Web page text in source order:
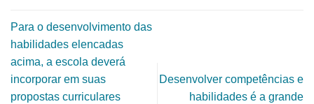
Para o desenvolvimento das
habilidades elencadas
acima, a escola deverá
incorporar em suas
propostas curriculares
Desenvolver competências e
habilidades é a grande